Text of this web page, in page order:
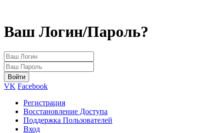
Ваш Логин/Пароль?
VK Facebook
Регистрация
Восстановление Доступа
Поддержка Пользователей
Вход